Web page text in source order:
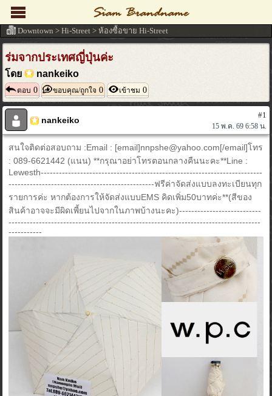
ร่มจากประเทศญี่ปุ่นค่ะ
โดย nankeiko
ตอบ 0 ขอบคุณ/ถูกใจ 0 เข้าชม 0
nankeiko
#1
15 พ.ค. 69 6:58 น.
สนใจติดต่อสอบถาม :Email : [email]nnpshe@yahoo.com[/email]โทร
: 089-6621442 (แนน) **กรุณาอย่าโทรตอนกลางคืนนะคะ**Line :
Lewesth-------------------------------------------------------------------------
------------------------------------------------ฟรีค่าจัดส่งแบบลงทะเบียนทุก
รายการค่ะ หากต้องการให้จัดส่งแบบEMS คิดเพิ่ม50บาทค่ะ**(สีของ
สินค้าอาจจะมีผิดเพี้ยนไปจากในภาพบ้างนะคะ)---------------------------
-----------------------------------------------------------------------------------
-----------
Downtown > Hi-Street > ห้องซื้อขาย Hi-Street